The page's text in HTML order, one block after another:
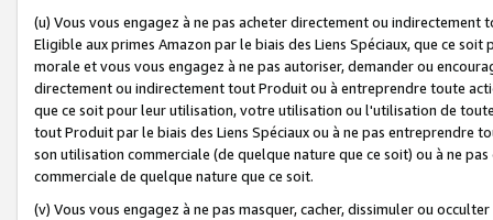
(u) Vous vous engagez à ne pas acheter directement ou
Eligible aux primes Amazon par le biais des Liens Spéciaux, que ce
morale et vous vous engagez à ne pas autoriser, demander ou
directement ou indirectement tout Produit ou à entreprendre toute
que ce soit pour leur utilisation, votre utilisation ou l'utilisation de
tout Produit par le biais des Liens Spéciaux ou à ne pas entreprendre
son utilisation commerciale (de quelque nature que ce soit) ou à ne
commerciale de quelque nature que ce soit.
(v) Vous vous engagez à ne pas masquer, cacher, dissimuler ou